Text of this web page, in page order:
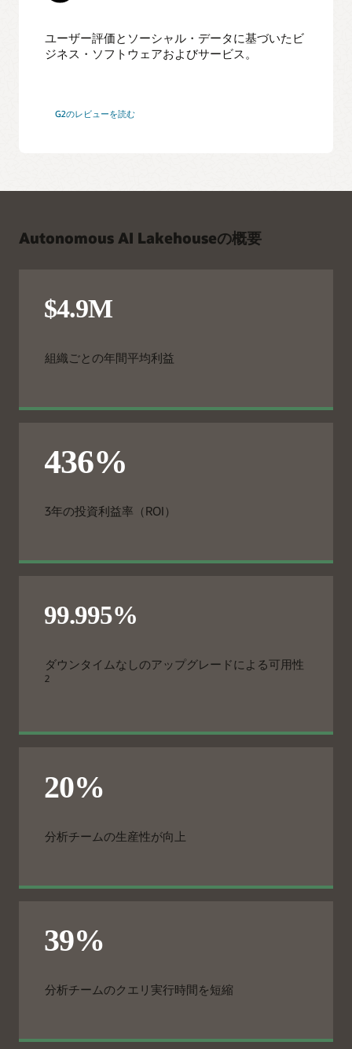
ユーザー評価とソーシャル・データに基づいたビ
ジネス・ソフトウェアおよびサービス。
G2のレビューを読む
Autonomous AI Lakehouseの概要
組織ごとの年間平均利益
3年の投資利益率（ROI）
ダウンタイムなしのアップグレードによる可用性
2
分析チームの生産性が向上
分析チームのクエリ実行時間を短縮